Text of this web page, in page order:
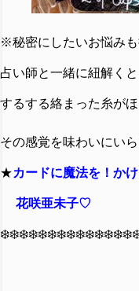
※秘密にしたいお悩み
占い師と一緒に紐解く
するする絡まった糸が
その感覚を味わいにいら
★カードに魔法を！か
花咲亜未子♡